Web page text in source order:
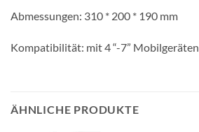
Abmessungen: 310 * 200 * 190 mm
Kompatibilität: mit 4 “-7” Mobilgeräten
ÄHNLICHE PRODUKTE